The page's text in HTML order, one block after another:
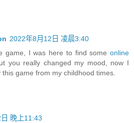
2022年8月12日 凌晨3:40
game, I was here to find some online
you really changed my mood, now I
game from my childhood times.
晚上11:43